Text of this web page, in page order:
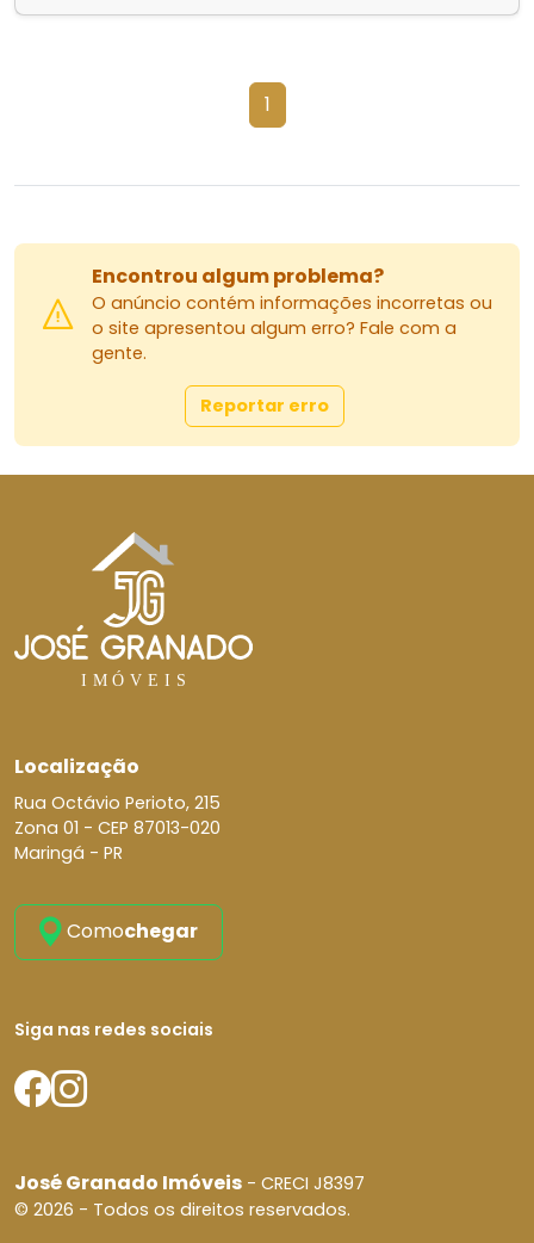
1
Encontrou algum problema?
O anúncio contém informações incorretas ou
o site apresentou algum erro? Fale com a
gente.
Reportar erro
Localização
Rua Octávio Perioto, 215
Zona 01 - CEP 87013-020
Maringá - PR
Comochegar
Siga nas redes sociais
José Granado Imóveis - CRECI J8397
© 2026 - Todos os direitos reservados.